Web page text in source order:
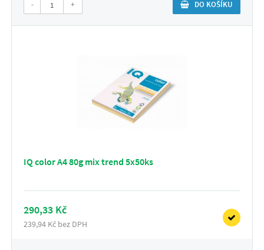
- + DO KOŠÍKU
IQ color A4 80g mix trend 5x50ks
290,33 Kč
239,94 Kč bez DPH